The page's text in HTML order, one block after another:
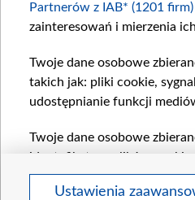
Partnerów z IAB* (1201 firm)
zainteresowań i mierzenia
Twoje dane osobowe
takich jak: pliki cookie,
udostępnianie funkcji
Twoje dane osobowe
identyfikatory plików
pozostałychZaufanych
wyboruUstawienia